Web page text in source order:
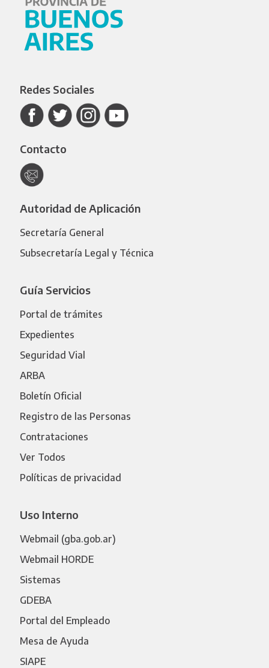
Redes Sociales
Contacto
Autoridad de Aplicación
Secretaría General
Subsecretaría Legal y Técnica
Guía Servicios
Portal de trámites
Expedientes
Seguridad Vial
ARBA
Boletín Oficial
Registro de las Personas
Contrataciones
Ver Todos
Políticas de privacidad
Uso Interno
Webmail (gba.gob.ar)
Webmail HORDE
Sistemas
GDEBA
Portal del Empleado
Mesa de Ayuda
SIAPE